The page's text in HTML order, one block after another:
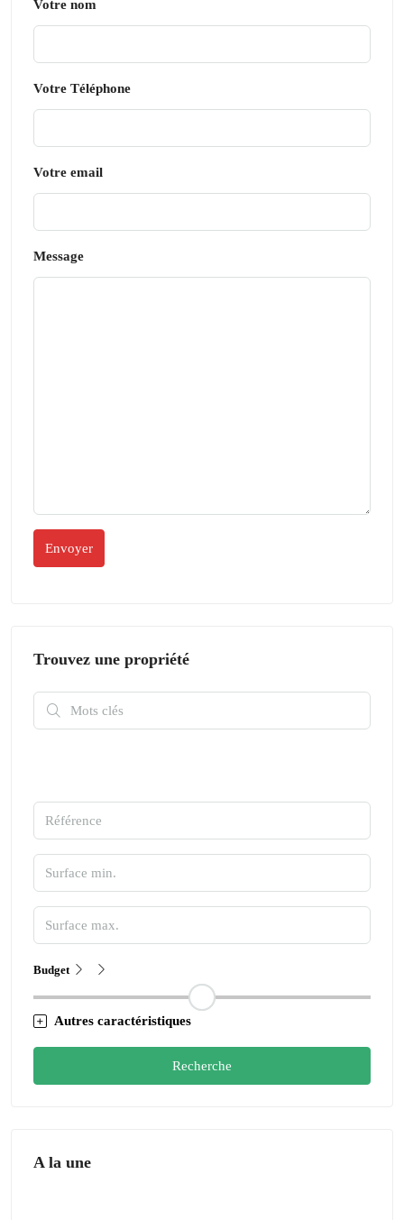
Votre nom
Votre Téléphone
Votre email
Message
Trouvez une propriété
Budget
Autres caractéristiques
Recherche
A la une